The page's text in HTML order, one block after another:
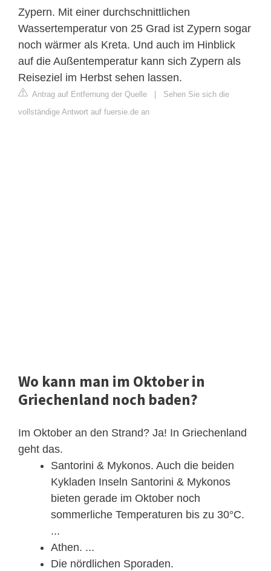
Zypern. Mit einer durchschnittlichen
Wassertemperatur von 25 Grad ist Zypern sogar
noch wärmer als Kreta. Und auch im Hinblick
auf die Außentemperatur kann sich Zypern als
Reiseziel im Herbst sehen lassen.
Antrag auf Entfernung der Quelle
Sehen Sie sich die
vollständige Antwort auf fuersie.de an
Wo kann man im Oktober in
Griechenland noch baden?
Im Oktober an den Strand? Ja! In Griechenland
geht das.
Santorini & Mykonos. Auch die beiden
Kykladen Inseln Santorini & Mykonos
bieten gerade im Oktober noch
sommerliche Temperaturen bis zu 30°C.
...
Athen. ...
Die nördlichen Sporaden.